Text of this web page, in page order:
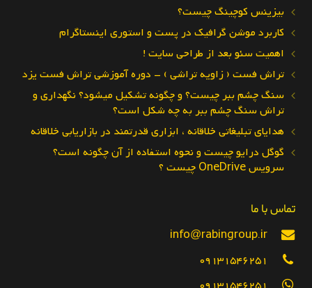
بیزینس کوچینگ چیست؟
کاربرد موشن گرافیک در پست و استوری اینستاگرام
اهمیت سئو بعد از طراحی سایت !
تراش فست ( زاویه تراشی ) – دوره آموزشی تراش فست یزد
سنگ چشم ببر چیست؟ و چگونه تشکیل میشود؟ نگهداری و
تراش سنگ چشم ببر به چه شکل است؟
هدایای تبلیغاتی خلاقانه ، ابزاری قدرتمند در بازاریابی خلاقانه
گوگل درایو چیست و نحوه استفاده از آن چگونه است؟
سرویس OneDrive چیست ؟
تماس با ما
info@rabingroup.ir
09131546251